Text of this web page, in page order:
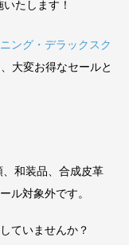
たします！
ング・デラックスク
大変お得なセールと
和装品、合成皮革
ル対象外です。
ていませんか？